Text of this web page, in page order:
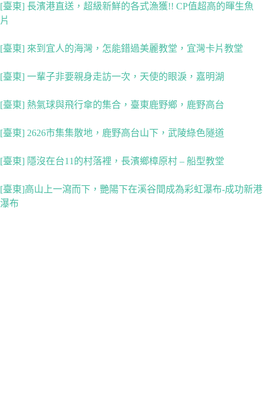
[臺東] 長濱港直送，超級新鮮的各式漁獲!! CP值超高的暉生魚
片
[臺東] 來到宜人的海灣，怎能錯過美麗教堂，宜灣卡片教堂
[臺東] 一輩子非要親身走訪一次，天使的眼淚，嘉明湖
[臺東] 熱氣球與飛行傘的集合，臺東鹿野鄉，鹿野高台
[臺東] 2626市集集散地，鹿野高台山下，武陵綠色隧道
[臺東] 隱沒在台11的村落裡，長濱鄉樟原村 – 船型教堂
[臺東]高山上一瀉而下，艷陽下在溪谷間成為彩虹瀑布-成功新港
瀑布